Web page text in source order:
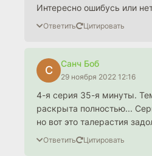
Интересно ошибусь или
Ответить Цитировать
С
Санч Боб
29 ноября 2022 12:16
4-я серия 35-я минуты.
раскрыта полностью...
но вот это талерастия
Ответить Цитировать